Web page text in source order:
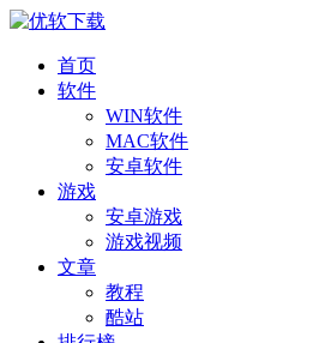
首页
软件
WIN软件
MAC软件
安卓软件
游戏
安卓游戏
游戏视频
文章
教程
酷站